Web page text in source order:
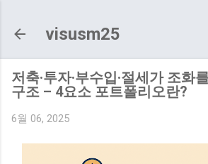
visusm25
저축·투자·부수입·절세가 조화
구조 – 4요소 포트폴리오란?
6월 06, 2025